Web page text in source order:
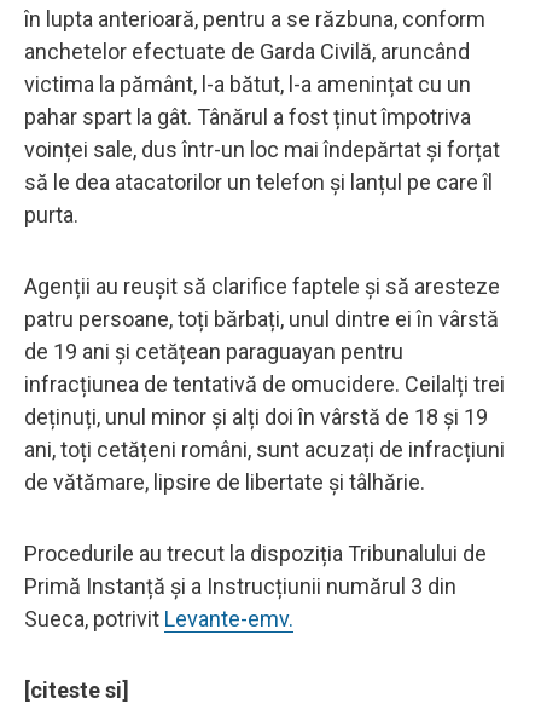
în lupta anterioară, pentru a se răzbuna, conform
anchetelor efectuate de Garda Civilă, aruncând
victima la pământ, l-a bătut, l-a amenințat cu un
pahar spart la gât. Tânărul a fost ținut împotriva
voinței sale, dus într-un loc mai îndepărtat și forțat
să le dea atacatorilor un telefon și lanțul pe care îl
purta.
Agenții au reușit să clarifice faptele și să aresteze
patru persoane, toți bărbați, unul dintre ei în vârstă
de 19 ani și cetățean paraguayan pentru
infracțiunea de tentativă de omucidere. Ceilalți trei
deținuți, unul minor și alți doi în vârstă de 18 și 19
ani, toți cetățeni români, sunt acuzați de infracțiuni
de vătămare, lipsire de libertate și tâlhărie.
Procedurile au trecut la dispoziția Tribunalului de
Primă Instanță și a Instrucțiunii numărul 3 din
Sueca, potrivit Levante-emv.
[citeste si]